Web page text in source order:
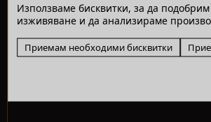
Използваме бисквитки, за да
изживяване и да анализираме
Приемам необходими бисквитки